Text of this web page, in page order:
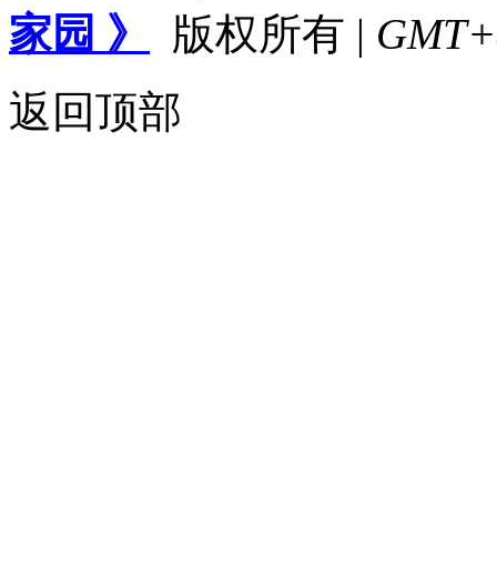
家园 》
版权所有 |
返回顶部